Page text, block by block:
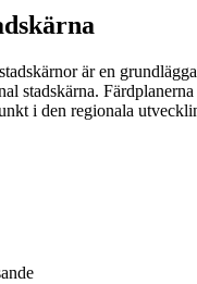
är en
stadskärna.
i den regionala